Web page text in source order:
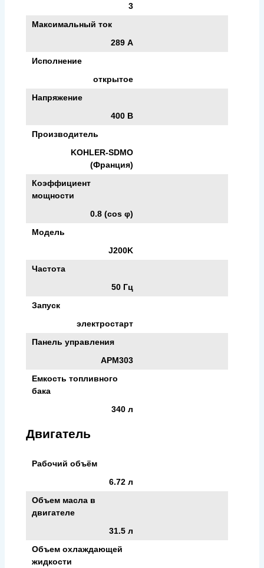
3
Максимальный ток
289 А
Исполнение
открытое
Напряжение
400 В
Производитель
KOHLER-SDMO
(Франция)
Коэффициент
мощности
0.8 (cos φ)
Модель
J200K
Частота
50 Гц
Запуск
электростарт
Панель управления
APM303
Емкость топливного
бака
340 л
Двигатель
Рабочий объём
6.72 л
Объем масла в
двигателе
31.5 л
Объем охлаждающей
жидкости